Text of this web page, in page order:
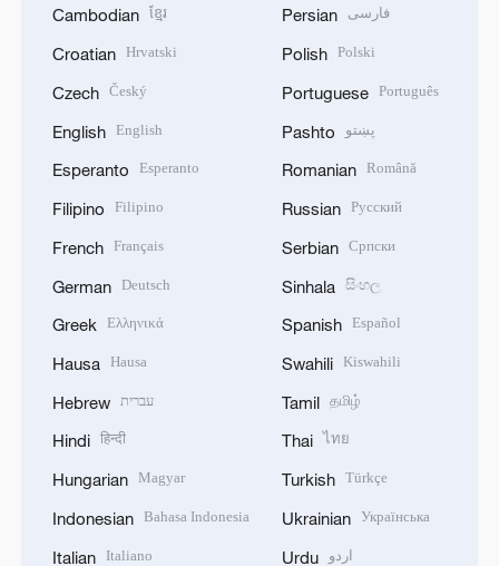
Cambodian ខ្មែរ
Croatian Hrvatski
Czech Český
English English
Esperanto Esperanto
Filipino Filipino
French Français
German Deutsch
Greek Ελληνικά
Hausa Hausa
Hebrew עברית
Hindi हिन्दी
Hungarian Magyar
Indonesian Bahasa Indonesia
Italian Italiano
Persian فارسی
Polish Polski
Portuguese Português
Pashto پښتو
Romanian Română
Russian Русский
Serbian Српски
Sinhala සිංහල
Spanish Español
Swahili Kiswahili
Tamil தமிழ்
Thai ไทย
Turkish Türkçe
Ukrainian Українська
Urdu اردو